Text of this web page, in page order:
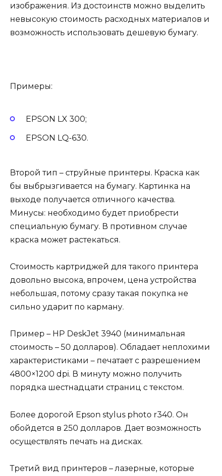
изображения. Из достоинств можно выделить
невысокую стоимость расходных материалов и
возможность использовать дешевую бумагу.
Примеры:
EPSON LX 300;
EPSON LQ-630.
Второй тип – струйные принтеры. Краска как
бы выбрызгивается на бумагу. Картинка на
выходе получается отличного качества.
Минусы: необходимо будет приобрести
специальную бумагу. В противном случае
краска может растекаться.
Стоимость картриджей для такого принтера
довольно высока, впрочем, цена устройства
небольшая, потому сразу такая покупка не
сильно ударит по карману.
Пример – HP DeskJet 3940 (минимальная
стоимость – 50 долларов). Обладает неплохими
характеристиками – печатает с разрешением
4800×1200 dpi. В минуту можно получить
порядка шестнадцати страниц с текстом.
Более дорогой Epson stylus photo r340. Он
обойдется в 250 долларов. Дает возможность
осуществлять печать на дисках.
Третий вид принтеров – лазерные, которые